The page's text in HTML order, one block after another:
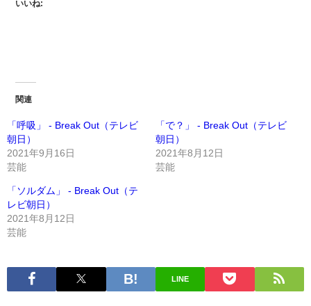
いいね:
関連
「呼吸」 - Break Out（テレビ
朝日）
2021年9月16日
芸能
「で？」 - Break Out（テレビ
朝日）
2021年8月12日
芸能
「ソルダム」 - Break Out（テ
レビ朝日）
2021年8月12日
芸能
LINE